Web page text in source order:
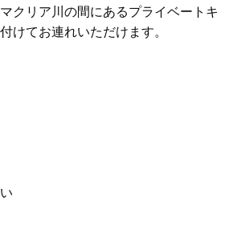
クリア川の間にあるプライベートキ
けてお連れいただけます。
ォータースポーツを玄関先からお楽
ートキャンプです。